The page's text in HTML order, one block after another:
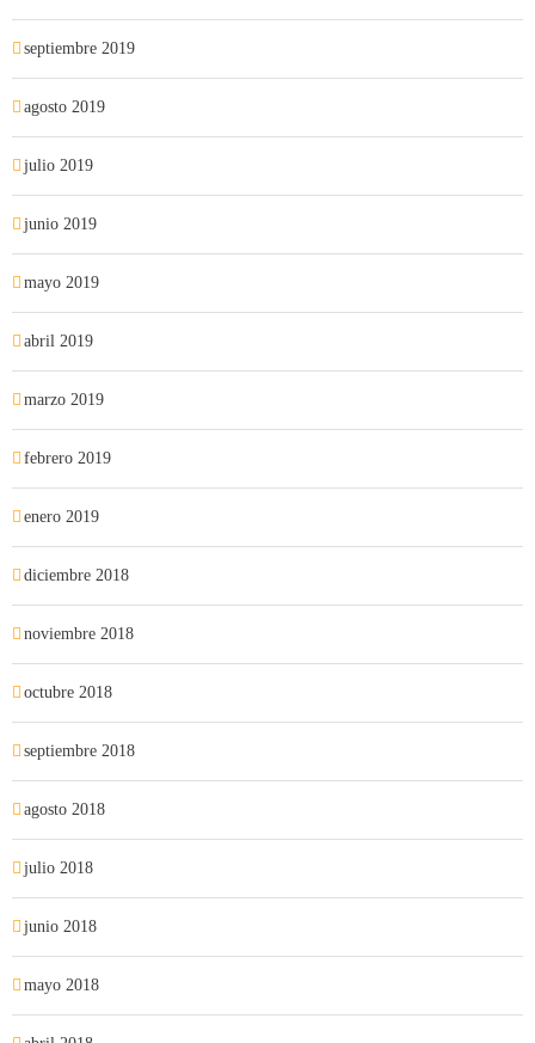
septiembre 2019
agosto 2019
julio 2019
junio 2019
mayo 2019
abril 2019
marzo 2019
febrero 2019
enero 2019
diciembre 2018
noviembre 2018
octubre 2018
septiembre 2018
agosto 2018
julio 2018
junio 2018
mayo 2018